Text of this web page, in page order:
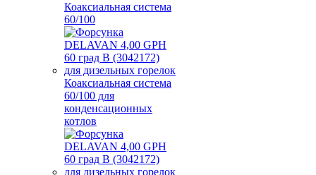
Коаксиальная система
60/100
Коаксиальная система
60/100 для
конденсационных
котлов